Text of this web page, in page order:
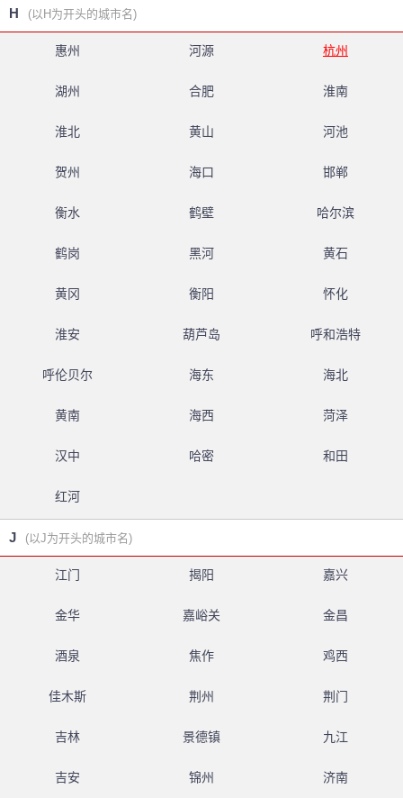
H (以H为开头的城市名)
惠州 河源 杭州
湖州 合肥 淮南
淮北 黄山 河池
贺州 海口 邯郸
衡水 鹤壁 哈尔滨
鹤岗 黑河 黄石
黄冈 衡阳 怀化
淮安 葫芦岛 呼和浩特
呼伦贝尔 海东 海北
黄南 海西 菏泽
汉中 哈密 和田
红河
J (以J为开头的城市名)
江门 揭阳 嘉兴
金华 嘉峪关 金昌
酒泉 焦作 鸡西
佳木斯 荆州 荆门
吉林 景德镇 九江
吉安 锦州 济南